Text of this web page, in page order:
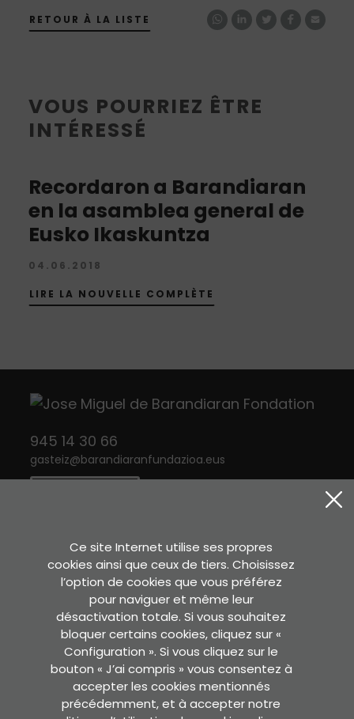
RETOUR À LA LISTE
VOUS POURRIEZ ÊTRE
INTÉRESSÉ
Recordaron a Barandiaran
en la asamblea general de
Eusko Ikaskuntza
04.06.2018
LIRE LA NOUVELLE COMPLÈTE
945 14 30 66
gasteiz@barandiaranfundazioa.eus
Sara Etxea
Murkondo Auzoa, 4
20211 ATAUN (Gipuzkoa)
VOIR SUR GOOGLE MAPS
Secrétaire
Ce site Internet utilise ses propres
cookies ainsi que ceux de tiers. Choisissez
l’option de cookies que vous préférez
pour naviguer et même leur
désactivation totale. Si vous souhaitez
bloquer certains cookies, cliquez sur «
Configuration ». Si vous cliquez sur le
bouton « J’ai compris » vous consentez à
accepter les cookies mentionnés
précédemment, et à accepter notre